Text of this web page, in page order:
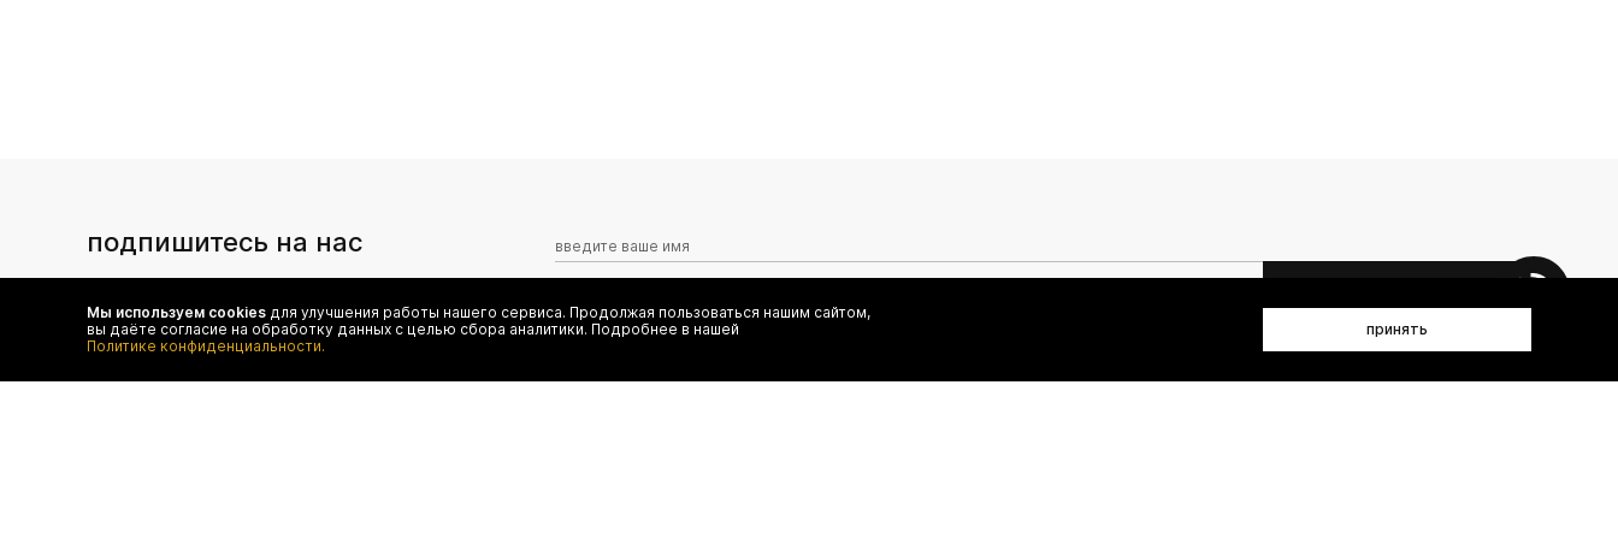
подпишитесь на нас
и специальным предложениям authentica.love
Я даю согласие на сбор, обработку и хранение моих персональных данных (имя, email, телефон) для получения рекламных и
Политикой конфиденциальности
Мы используем cookies для улучшения работы нашего сервиса. Продолжая пользоваться нашим сайтом,
вы даёте согласие на обработку данных с целью сбора аналитики. Подробнее в нашей
Политике конфиденциальности.
принять